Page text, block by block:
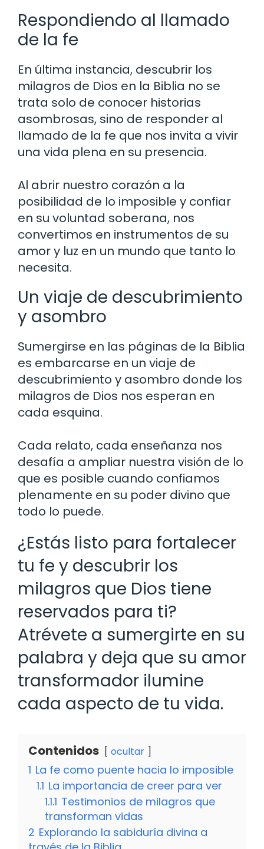
Respondiendo al llamado
de la fe
En última instancia, descubrir los
milagros de Dios en la Biblia no se
trata solo de conocer historias
asombrosas, sino de responder al
llamado de la fe que nos invita a vivir
una vida plena en su presencia.
Al abrir nuestro corazón a la
posibilidad de lo imposible y confiar
en su voluntad soberana, nos
convertimos en instrumentos de su
amor y luz en un mundo que tanto lo
necesita.
Un viaje de descubrimiento
y asombro
Sumergirse en las páginas de la Biblia
es embarcarse en un viaje de
descubrimiento y asombro donde los
milagros de Dios nos esperan en
cada esquina.
Cada relato, cada enseñanza nos
desafía a ampliar nuestra visión de lo
que es posible cuando confiamos
plenamente en su poder divino que
todo lo puede.
¿Estás listo para fortalecer
tu fe y descubrir los
milagros que Dios tiene
reservados para ti?
Atrévete a sumergirte en su
palabra y deja que su amor
transformador ilumine
cada aspecto de tu vida.
Contenidos ocultar
1 La fe como puente hacia lo imposible
1.1 La importancia de creer para ver
1.1.1 Testimonios de milagros que
transforman vidas
2 Explorando la sabiduría divina a